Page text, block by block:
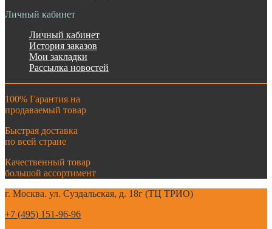
Личный кабинет
Личный кабинет
История заказов
Мои закладки
Рассылка новостей
100% Гарантия на
продаваемый товар
Быстрая доставка
по всей стране
Качественный товар
большой ассортимент
г. Москва. ул. Суздальская, д. 18г (ТЦ ТРИО)
+7 (495) 151-96-96